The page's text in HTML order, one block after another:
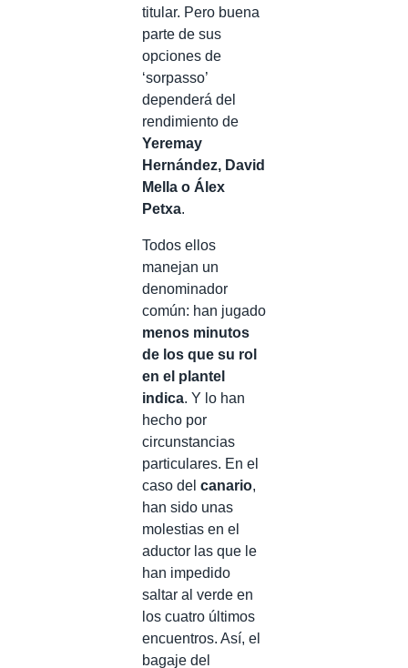
titular. Pero buena
parte de sus
opciones de
‘sorpasso’
dependerá del
rendimiento de
Yeremay
Hernández, David
Mella o Álex
Petxa.
Todos ellos
manejan un
denominador
común: han jugado
menos minutos
de los que su rol
en el plantel
indica. Y lo han
hecho por
circunstancias
particulares. En el
caso del canario,
han sido unas
molestias en el
aductor las que le
han impedido
saltar al verde en
los cuatro últimos
encuentros. Así, el
bagaje del